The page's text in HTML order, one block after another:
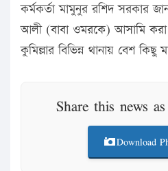
কর্মকর্তা মামুনুর রশিদ সরকার
আলী (বাবা ওমরকে) আসামি করা
কুমিল্লার বিভিন্ন থানায় বেশ কিছু
Share this news
Download